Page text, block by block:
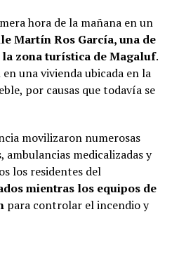
hora de la mañana en un
Martín Ros García, una de
zona turística de Magaluf.
una vivienda ubicada en la
por causas que todavía se
movilizaron numerosas
ambulancias medicalizadas y
los residentes del
mientras los equipos de
para controlar el incendio y